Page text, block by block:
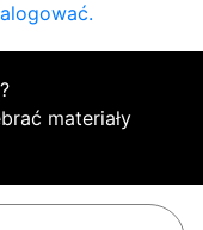
?
materiały